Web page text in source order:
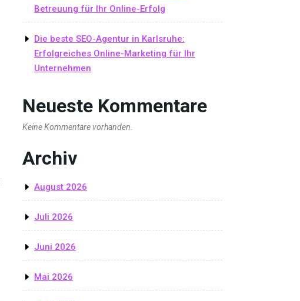
Betreuung für Ihr Online-Erfolg
Die beste SEO-Agentur in Karlsruhe:
Erfolgreiches Online-Marketing für Ihr
Unternehmen
Neueste Kommentare
Keine Kommentare vorhanden.
Archiv
August 2026
Juli 2026
Juni 2026
Mai 2026